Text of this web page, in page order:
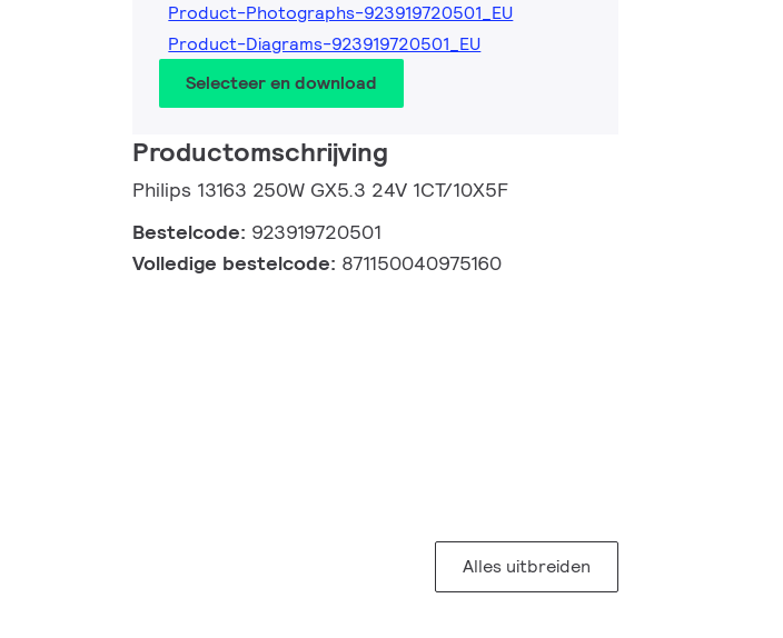
Product-Photographs-923919720501_EU
Product-Diagrams-923919720501_EU
Selecteer en download
Productomschrijving
Philips 13163 250W GX5.3 24V 1CT/10X5F
Bestelcode: 923919720501
Volledige bestelcode: 871150040975160
Alles uitbreiden